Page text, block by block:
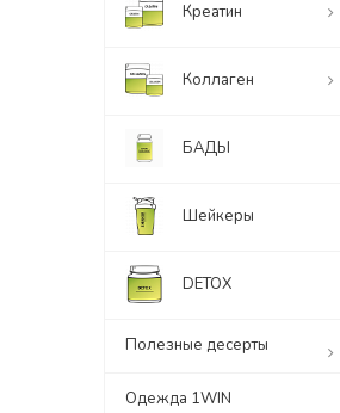
Креатин
Коллаген
БАДЫ
Шейкеры
DETOX
Полезные десерты
Одежда 1WIN